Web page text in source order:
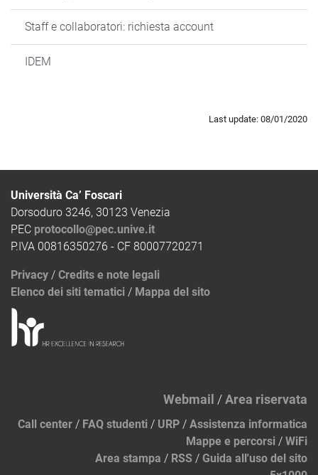
Staff e collaboratori: richiesta account
IDEM
Last update: 08/01/2020
Università Ca’ Foscari
Dorsoduro 3246, 30123 Venezia
PEC protocollo@pec.unive.it
P.IVA 00816350276 - CF 80007720271
Privacy / Credits e note legali
Elenco dei siti tematici / Mappa del sito
Webmail /Area riservata
Call center / FAQ studenti / URP / Assistenza informatica
Mappe e percorsi / WiFi
Area stampa / RSS / Guida all'uso del sito